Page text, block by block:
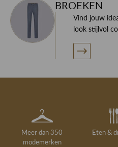
BROEKEN
Vind jouw
look stijlvol
Meer dan 350
modemerken
Eten &